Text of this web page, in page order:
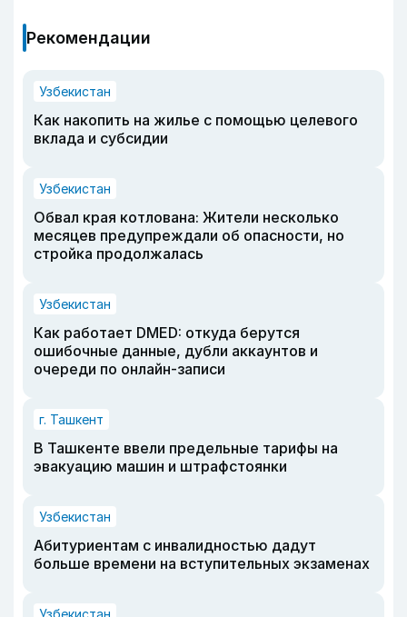
Рекомендации
Узбекистан
Как накопить на жилье с помощью целевого
вклада и субсидии
Узбекистан
Обвал края котлована: Жители несколько
месяцев предупреждали об опасности, но
стройка продолжалась
Узбекистан
Как работает DMED: откуда берутся
ошибочные данные, дубли аккаунтов и
очереди по онлайн-записи
г. Ташкент
В Ташкенте ввели предельные тарифы на
эвакуацию машин и штрафстоянки
Узбекистан
Абитуриентам с инвалидностью дадут
больше времени на вступительных экзаменах
Узбекистан